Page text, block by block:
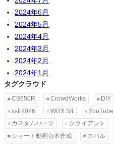
2024年6月
2024年5月
2024年4月
2024年3月
2024年2月
2024年1月
タグクラウド
CB650R CrowdWorks DIY
sstr2026
WRX S4
カスタムパーツ
クライアント
ショート動画台本作成
スバル